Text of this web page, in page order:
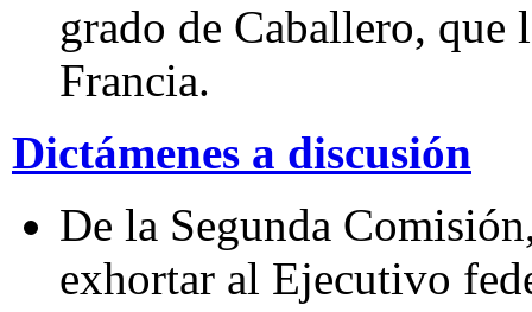
grado de Caballero, que
Francia.
Dictámenes a discusión
De la Segunda
exhortar al Ejecutivo